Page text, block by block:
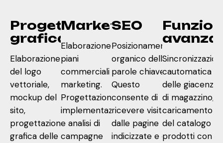
Progettazione
grafica
Elaborazione
del logo
vettoriale,
mockup del
sito,
progettazione
grafica delle
Marketing
Elaborazione
piani
commerciali e di
marketing.
Progettazione,
implementazione
e analisi di
campagne
SEO
Posizionamento
organico delle
parole chiave.
Questo
consente di
ricevere visite
dalle pagine
indicizzate e di
cautomatica
delle giacenze
di magazzino,
caricamento
del catalogo
prodotti con